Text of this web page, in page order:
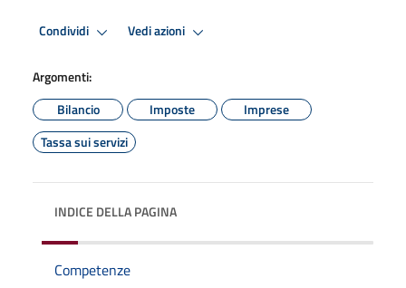
Condividi Vedi azioni
Argomenti:
Bilancio
Imposte
Imprese
Tassa sui servizi
INDICE DELLA PAGINA
Competenze